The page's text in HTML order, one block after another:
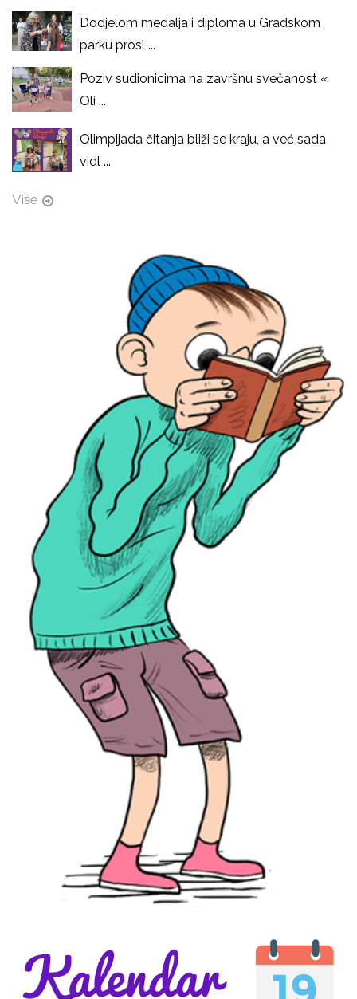
Dodjelom medalja i diploma u Gradskom
parku prosl ...
Poziv sudionicima na završnu svečanost «
Oli ...
Olimpijada čitanja bliži se kraju, a već sada
vidl ...
Više